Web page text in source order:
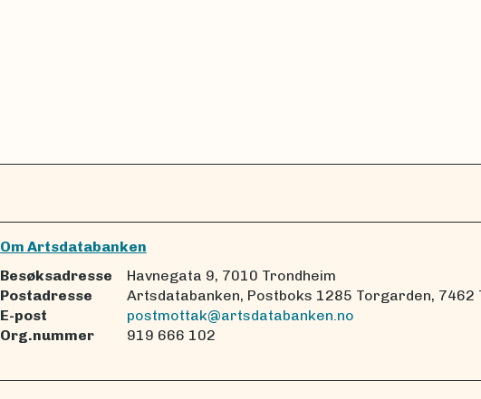
Om Artsdatabanken
Besøksadresse
Havnegata 9, 7010 Trondheim
Postadresse
Artsdatabanken, Postboks 1285 Torgarden, 7462
E-post
postmottak@artsdatabanken.no
Org.nummer
919 666 102